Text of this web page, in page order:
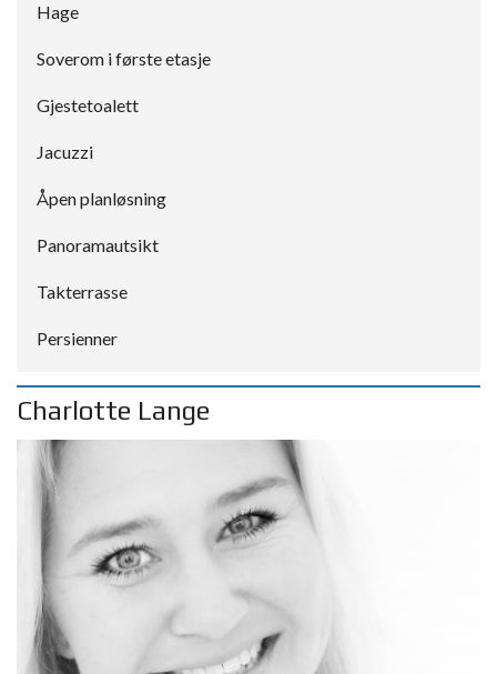
Hage
Soverom i første etasje
Gjestetoalett
Jacuzzi
Åpen planløsning
Panoramautsikt
Takterrasse
Persienner
Charlotte Lange